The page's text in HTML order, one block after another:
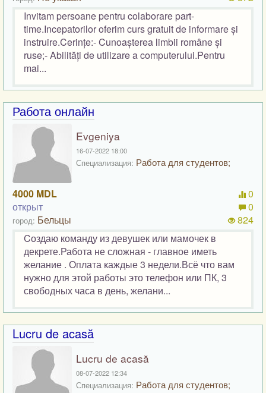
Invitam persoane pentru colaborare part-
time.Incepatorilor oferim curs gratuit de informare și
instruire.Cerințe:- Cunoașterea limbii române și
ruse;- Abilități de utilizare a computerului.Pentru
mai...
Работа онлайн
Evgeniya
16-07-2022 18:00
Специализация: Работа для студентов;
4000 MDL
открыт
город: Бельцы
0
0
824
Cоздаю команду из девушек или мамочек в
декрете.Работа не сложная - главное иметь
желание . Оплата каждые 3 недели.Всё что вам
нужно для этой работы это телефон или ПК, 3
свободных часа в день, желани...
Lucru de acasă
Lucru de acasă
08-07-2022 12:34
Специализация: Работа для студентов;